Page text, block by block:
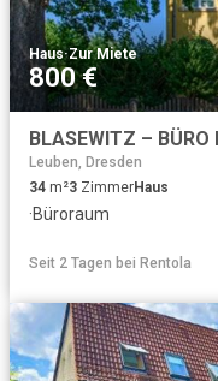
Haus·Zur Miete
800 €
Leuben, Dresden
34 m²3 ZimmerHaus
·Büroraum
Seit 2 Tagen bei Rentola